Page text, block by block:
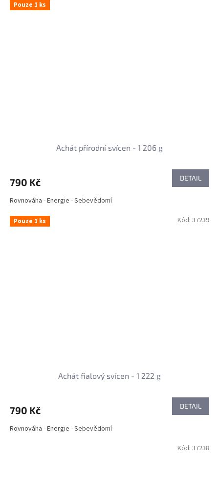
Pouze 1 ks
Achát přírodní svícen - 1 206 g
790 Kč DETAIL
Rovnováha - Energie - Sebevědomí
Pouze 1 ks
Achát fialový svícen - 1 222 g
790 Kč DETAIL
Rovnováha - Energie - Sebevědomí
Kód: 37239
Kód: 37238